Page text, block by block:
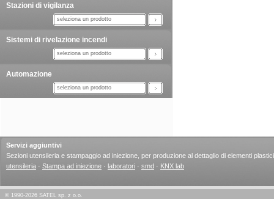
Stazioni di vigilanza
seleziona un prodotto
Sistemi di rivelazione incendi
seleziona un prodotto
Automazione
seleziona un prodotto
Servizi aggiuntivi
Sezioni utensileria e stampaggio ad iniezione, per produzione al dettaglio di elementi
utensileria · Stampa ad iniezione · laboratori · smd · KNX lab
© 1990-2026 SATEL sp. z o.o.